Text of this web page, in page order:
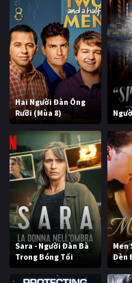
Hai Người Đàn Ông
Rưỡi (Mùa 8)
Sara - Người Đàn Bà
Trong Bóng Tối
Men
Đèn